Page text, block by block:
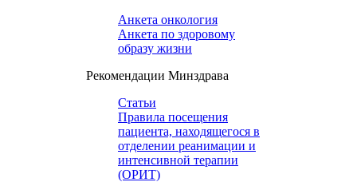
Анкета онкология
Анкета по здоровому
образу жизни
Рекомендации Минздрава
Статьи
Правила посещения
пациента, находящегося в
отделении реанимации и
интенсивной терапии
(ОРИТ)